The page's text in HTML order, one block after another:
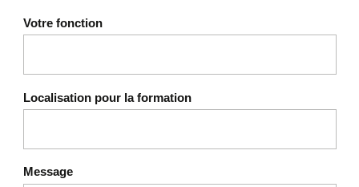
Votre fonction
Localisation pour la formation
Message